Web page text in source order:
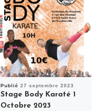
Publié27 septembre 2023
Stage Body Karaté 1
Octobre 2023